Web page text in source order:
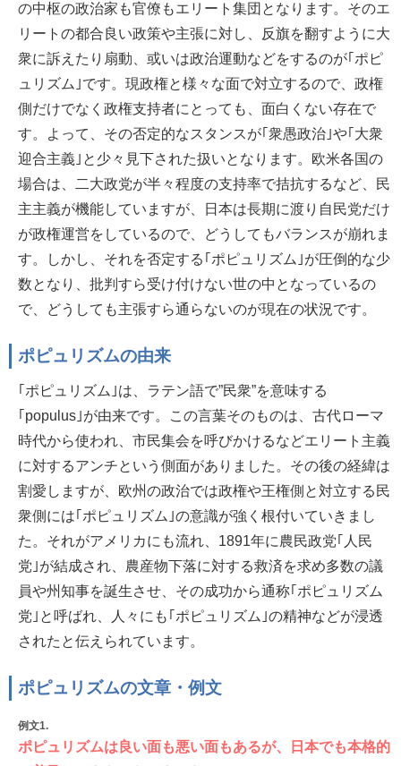
の中枢の政治家も官僚もエリート集団となります。そのエ
リートの都合良い政策や主張に対し、反旗を翻すように大
衆に訴えたり扇動、或いは政治運動などをするのが｢ポピ
ュリズム｣です。現政権と様々な面で対立するので、政権
側だけでなく政権支持者にとっても、面白くない存在で
す。よって、その否定的なスタンスが｢衆愚政治｣や｢大衆
迎合主義｣と少々見下された扱いとなります。欧米各国の
場合は、二大政党が半々程度の支持率で拮抗するなど、民
主主義が機能していますが、日本は長期に渡り自民党だけ
が政権運営をしているので、どうしてもバランスが崩れま
す。しかし、それを否定する｢ポピュリズム｣が圧倒的な少
数となり、批判すら受け付けない世の中となっているの
で、どうしても主張すら通らないのが現在の状況です。
ポピュリズムの由来
｢ポピュリズム｣は、ラテン語で”民衆”を意味する
｢populus｣が由来です。この言葉そのものは、古代ローマ
時代から使われ、市民集会を呼びかけるなどエリート主義
に対するアンチという側面がありました。その後の経緯は
割愛しますが、欧州の政治では政権や王権側と対立する民
衆側には｢ポピュリズム｣の意識が強く根付いていきまし
た。それがアメリカにも流れ、1891年に農民政党｢人民
党｣が結成され、農産物下落に対する救済を求め多数の議
員や州知事を誕生させ、その成功から通称｢ポピュリズム
党｣と呼ばれ、人々にも｢ポピュリズム｣の精神などが浸透
されたと伝えられています。
ポピュリズムの文章・例文
例文1.
ポピュリズムは良い面も悪い面もあるが、日本でも本格的